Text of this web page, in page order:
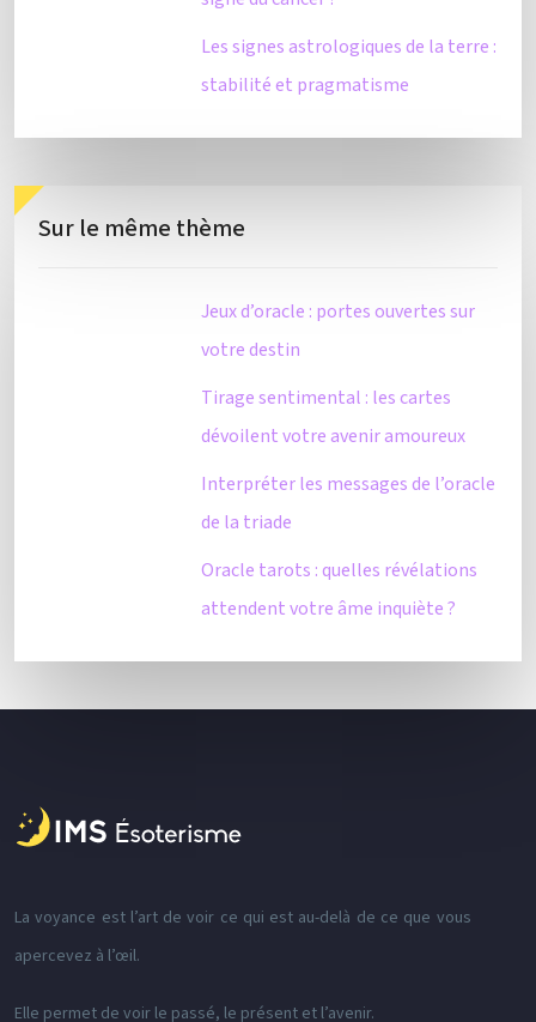
Les signes astrologiques de la terre :
stabilité et pragmatisme
Sur le même thème
Jeux d’oracle : portes ouvertes sur
votre destin
Tirage sentimental : les cartes
dévoilent votre avenir amoureux
Interpréter les messages de l’oracle
de la triade
Oracle tarots : quelles révélations
attendent votre âme inquiète ?
La voyance est l’art de voir ce qui est au-delà de ce que vous
apercevez à l’œil.
Elle permet de voir le passé, le présent et l’avenir.